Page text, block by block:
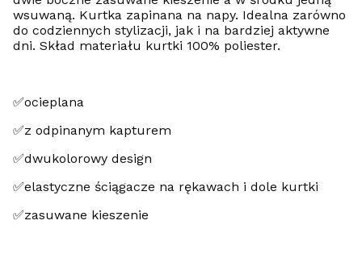
wsuwaną. Kurtka zapinana na napy. Idealna zarówno
do codziennych stylizacji, jak i na bardziej aktywne
dni. Skład materiału kurtki 100% poliester.
✅ocieplana
✅z odpinanym kapturem
✅dwukolorowy design
✅elastyczne ściągacze na rękawach i dole kurtki
✅zasuwane kieszenie